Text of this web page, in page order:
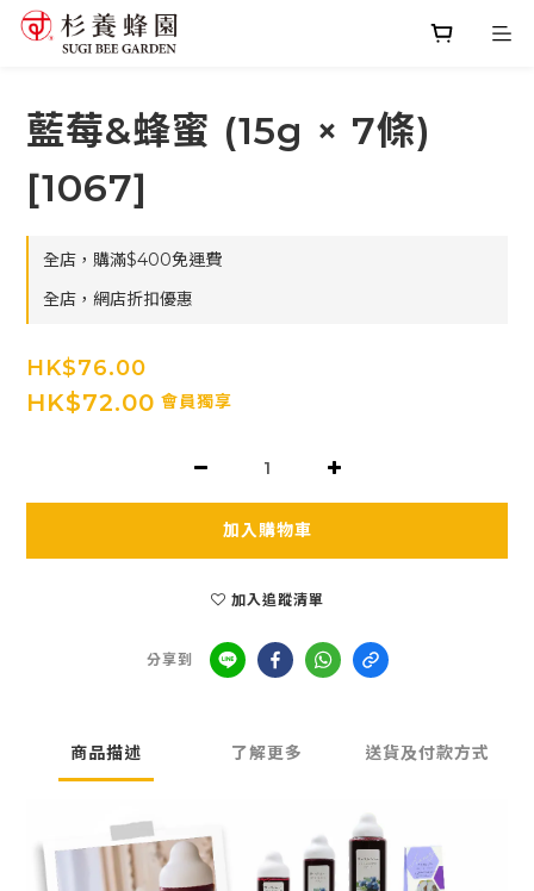
藍莓&蜂蜜 (15g × 7條)
[1067]
全店，購滿$400免運費
全店，網店折扣優惠
HK$76.00
HK$72.00 會員獨享
加入購物車
加入追蹤清單
分享到
商品描述 了解更多 送貨及付款方式